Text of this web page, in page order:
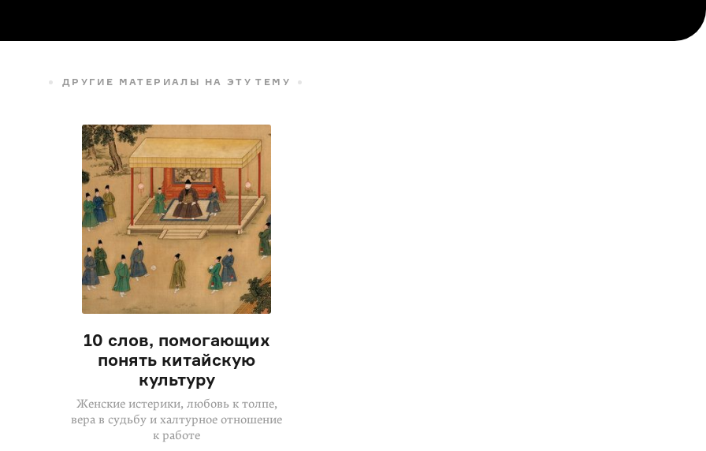
ДРУГИЕ МАТЕРИАЛЫ НА ЭТУ ТЕМУ
10 слов, помогающих
понять китайскую
культуру
Женские истерики, любовь к толпе,
вера в судьбу и халтурное отношение
к работе